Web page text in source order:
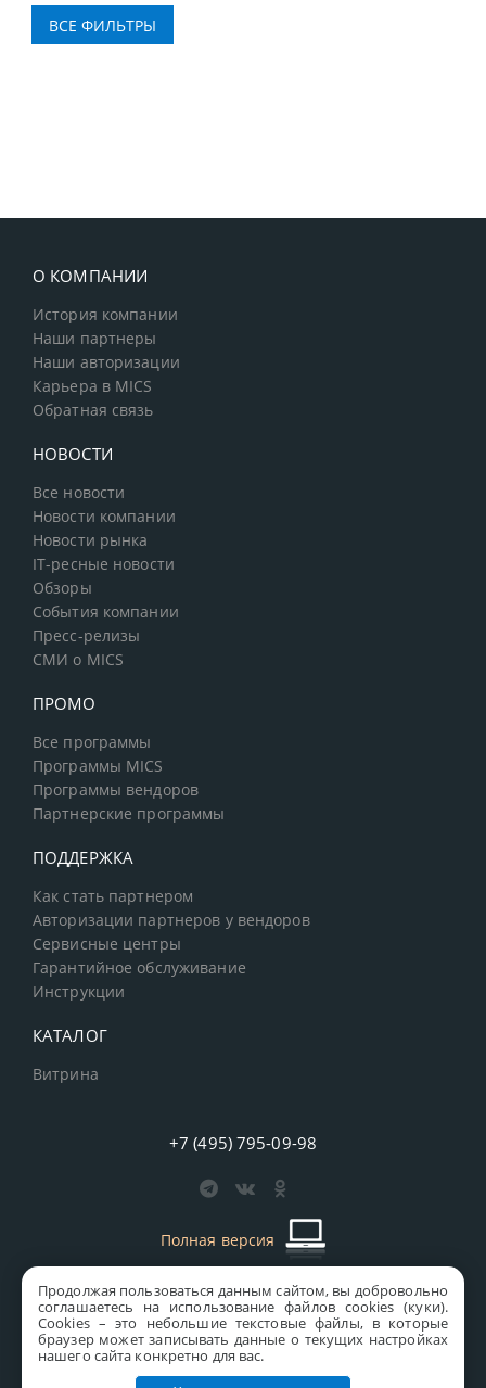
Продолжая пользоваться данным сайтом, вы добровольно
соглашаетесь на использование файлов cookies (куки).
Сookies – это небольшие текстовые файлы, в которые
браузер может записывать данные о текущих настройках
нашего сайта конкретно для вас.
О КОМПАНИИ
История компании
Наши партнеры
Наши авторизации
Карьера в MICS
Обратная связь
НОВОСТИ
Все новости
Новости компании
Новости рынка
IT-ресные новости
Обзоры
События компании
Пресс-релизы
СМИ о MICS
ПРОМО
Все программы
Программы MICS
Программы вендоров
Партнерские программы
ПОДДЕРЖКА
Как стать партнером
Авторизации партнеров у вендоров
Сервисные центры
Гарантийное обслуживание
Инструкции
КАТАЛОГ
Витрина
+7 (495) 795-09-98
Полная версия
старая версия сайтаMICS
Все права защищены © 1997-2026 MICS Distribution Company
Правовая информация